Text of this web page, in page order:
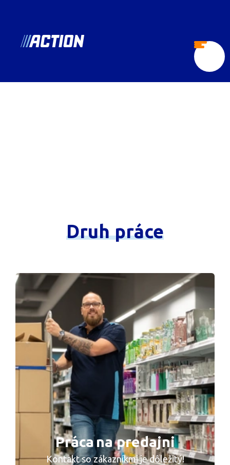
sk.action.jobs
Otvorte
ponuku
Druh práce
Práca na predajni
Kontakt so zákazníkmi je dôležitý!